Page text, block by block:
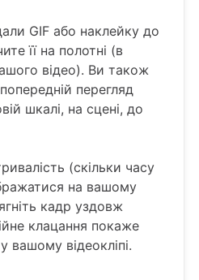
GIF або наклейку до
її на полотні (в
відео). Ви також
перегляд
шкалі, на сцені, до
(скільки часу
на вашому
кадр уздовж
клацання покаже
вашому відеокліпі.